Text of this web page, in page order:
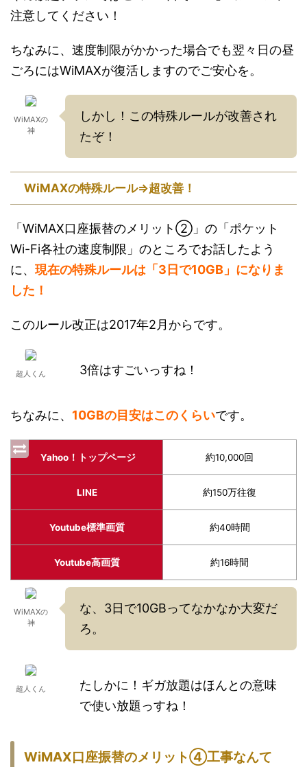
注意してください！
ちなみに、速度制限がかかった場合でも翌々日の昼
ごろにはWiMAXが復活しますのでご安心を。
WiMAXの
神
しかし！この特殊ルールが改善され
たぞ！
WiMAXの特殊ルール⇒超改善！
「WiMAX口座振替のメリット②」の「ポケット
Wi-Fi各社の速度制限」のところでお話したよう
に、 現在の特殊ルールは「3日で10GB」になりま
した！
このルール改正は2017年2月からです。
超人くん 3倍はすごいっすね！
ちなみに、 10GBの目安はこのくらいです。
Yahoo！トップページ 約10,000回
LINE 約150万往復
Youtube標準画質 約40時間
Youtube高画質 約16時間
WiMAXの
神
な、3日で10GBってなかなか大変だ
ろ。
超人くん
たしかに！ギガ放題はほんとの意味
で使い放題っすね！
WiMAX口座振替のメリット④工事なんて